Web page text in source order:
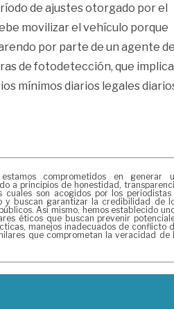
de ajustes otorgado por el
movilizar el vehículo porque
por parte de un agente
de fotodetección, que implica
mínimos diarios legales
estamos comprometidos en generar
a principios de honestidad,
cuales son acogidos por los periodistas
y buscan garantizar la credibilidad de
Así mismo, hemos establecido
éticos que buscan prevenir
manejos inadecuados de conflicto
que comprometan la veracidad de